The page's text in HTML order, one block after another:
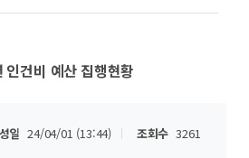
인건비 예산 집행현황
일 24/04/01 (13:44) 조회수 3261